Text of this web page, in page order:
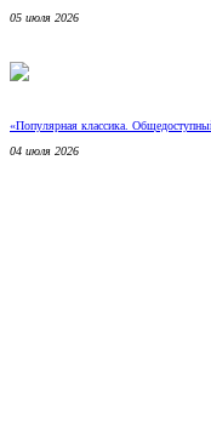
05 июля 2026
«Популярная классика.
04 июля 2026